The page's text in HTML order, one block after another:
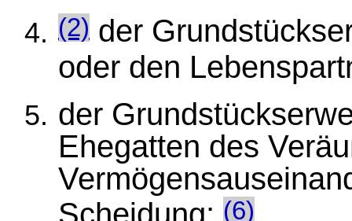
(2) der
oder den
der
Ehegatten des
Scheidung; (6)